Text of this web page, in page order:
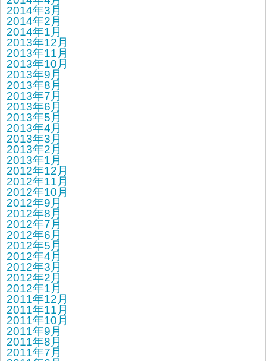
2014年3月
2014年2月
2014年1月
2013年12月
2013年11月
2013年10月
2013年9月
2013年8月
2013年7月
2013年6月
2013年5月
2013年4月
2013年3月
2013年2月
2013年1月
2012年12月
2012年11月
2012年10月
2012年9月
2012年8月
2012年7月
2012年6月
2012年5月
2012年4月
2012年3月
2012年2月
2012年1月
2011年12月
2011年11月
2011年10月
2011年9月
2011年8月
2011年7月